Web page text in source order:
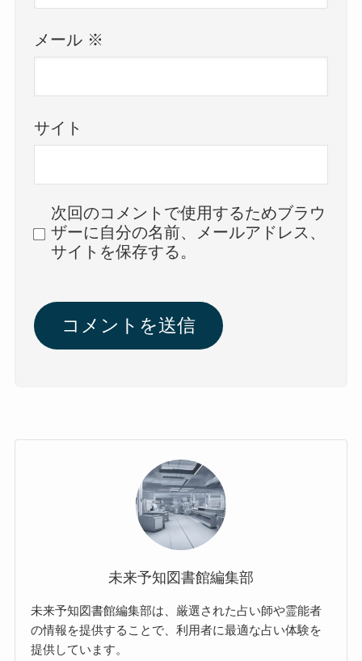
メール ※
サイト
次回のコメントで使用するためブラウ
ザーに自分の名前、メールアドレス、
サイトを保存する。
未来予知図書館編集部
未来予知図書館編集部は、厳選された占い師や霊能者
の情報を提供することで、利用者に最適な占い体験を
提供しています。